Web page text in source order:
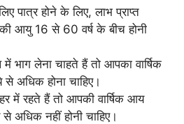
पात्र होने के लिए, लाभ प्राप्त
आयु 16 से 60 वर्ष के बीच होनी
भाग लेना चाहते हैं तो आपका वार्षिक
अधिक होना चाहिए।
में रहते हैं तो आपकी वार्षिक आय
नहीं होनी चाहिए।